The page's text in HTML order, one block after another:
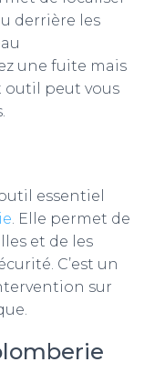
derrière les
une fuite mais
outil peut vous
essentiel
. Elle permet de
et de les
C’est un
sur